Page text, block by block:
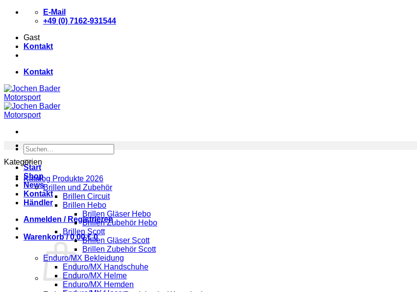
Zum
E-Mail
+49 (0) 7162-931544
Gast
Kontakt
Kontakt
Suchen
nach:
Start
Shop
News
Kontakt
Händler
Anmelden / Registrieren
Warenkorb /0,00€ 0
Kategorien
Katalog Produkte 2026
Brillen und Zubehör
Brillen Circuit
Brillen Hebo
Brillen Gläser Hebo
Brillen Zubehör Hebo
Brillen Scott
Brillen Gläser Scott
Brillen Zubehör Scott
Enduro/MX Bekleidung
Enduro/MX Handschuhe
Enduro/MX Helme
Enduro/MX Hemden